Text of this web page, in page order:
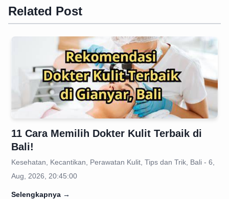
Related Post
11 Cara Memilih Dokter Kulit Terbaik di
Bali!
Kesehatan, Kecantikan, Perawatan Kulit, Tips dan Trik, Bali - 6,
Aug, 2026, 20:45:00
Selengkapnya →